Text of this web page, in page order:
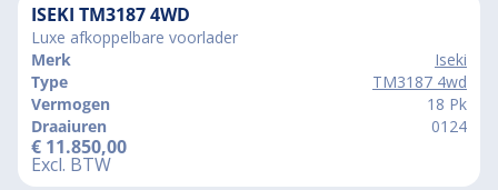
ISEKI TM3187 4WD
Luxe afkoppelbare voorlader
Merk
Iseki
Type
TM3187 4wd
Vermogen
18 Pk
Draaiuren
0124
€ 11.850,00
Excl. BTW